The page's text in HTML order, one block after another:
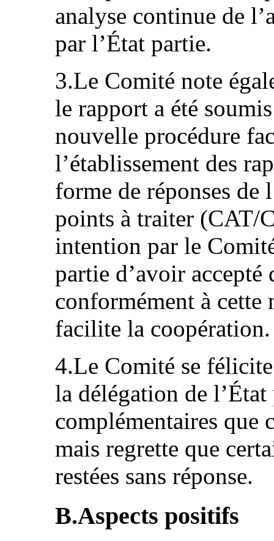
analyse continue de
par l’État partie.
3.Le Comité note
le rapport a été
nouvelle procédure
l’établissement des
forme de réponses de
points à traiter (CAT/
intention par le
partie d’avoir
conformément à
facilite la coopération.
4.Le Comité se
la délégation de
complémentaires que
mais regrette que
restées sans réponse.
B.Aspects positifs